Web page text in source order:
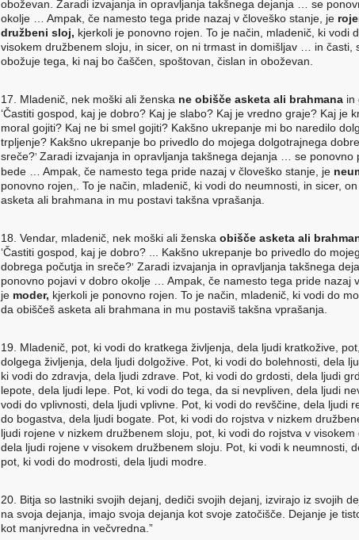
oboževan. Zaradi izvajanja in opravljanja takšnega dejanja … se
okolje … Ampak, če namesto tega pride nazaj v človeško stanje, je
družbeni sloj, kjerkoli je ponovno rojen. To je način, mladenič, ki vodi
visokem družbenem sloju, in sicer, on ni trmast in domišljav … in časti,
obožuje tega, ki naj bo čaščen, spoštovan, čislan in oboževan.
17. Mladenič, nek moški ali ženska ne obišče asketa ali brahmana in
‘Častiti gospod, kaj je dobro? Kaj je slabo? Kaj je vredno graje? Kaj je
moral gojiti? Kaj ne bi smel gojiti? Kakšno ukrepanje mi bo naredilo
trpljenje? Kakšno ukrepanje bo privedlo do mojega dolgotrajnega
sreče?’ Zaradi izvajanja in opravljanja takšnega dejanja … se ponovno
bede … Ampak, če namesto tega pride nazaj v človeško stanje, je
ponovno rojen,. To je način, mladenič, ki vodi do neumnosti, in sicer,
asketa ali brahmana in mu postavi takšna vprašanja.
18. Vendar, mladenič, nek moški ali ženska obišče asketa ali
‘Častiti gospod, kaj je dobro? ... Kakšno ukrepanje bo privedlo do
dobrega počutja in sreče?’ Zaradi izvajanja in opravljanja takšnega
ponovno pojavi v dobro okolje … Ampak, če namesto tega pride nazaj
je moder, kjerkoli je ponovno rojen. To je način, mladenič, ki vodi do
da obiščeš asketa ali brahmana in mu postaviš takšna vprašanja.
19. Mladenič, pot, ki vodi do kratkega življenja, dela ljudi kratkožive,
dolgega življenja, dela ljudi dolgožive. Pot, ki vodi do bolehnosti, dela
ki vodi do zdravja, dela ljudi zdrave. Pot, ki vodi do grdosti, dela ljudi
lepote, dela ljudi lepe. Pot, ki vodi do tega, da si nevpliven, dela ljudi
vodi do vplivnosti, dela ljudi vplivne. Pot, ki vodi do revščine, dela ljudi
do bogastva, dela ljudi bogate. Pot, ki vodi do rojstva v nizkem
ljudi rojene v nizkem družbenem sloju, pot, ki vodi do rojstva v visokem
dela ljudi rojene v visokem družbenem sloju. Pot, ki vodi k neumnosti,
pot, ki vodi do modrosti, dela ljudi modre.
20. Bitja so lastniki svojih dejanj, dediči svojih dejanj, izvirajo iz svojih
na svoja dejanja, imajo svoja dejanja kot svoje zatočišče. Dejanje je
kot manjvredna in večvredna.”